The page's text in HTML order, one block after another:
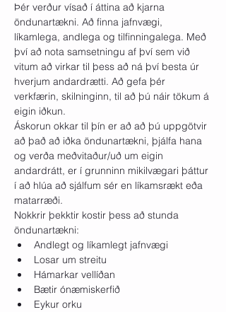
Þér verður vísað í áttina að kjarna
öndunartækni. Að finna jafnvægi,
líkamlega, andlega og tilfinningalega. Með
því að nota samsetningu af því sem við
vitum að virkar til þess að ná því besta úr
hverjum andardrætti. Að gefa þér
verkfærin, skilninginn, til að þú náir tökum á
eigin iðkun.
Áskorun okkar til þín er að að þú uppgötvir
að það að iðka öndunartækni, þjálfa hana
og verða meðvitaður/uð um eigin
andardrátt, er í grunninn mikilvægari þáttur
í að hlúa að sjálfum sér en líkamsrækt eða
matarræði.
Nokkrir þekktir kostir þess að stunda
öndunartækni:
Andlegt og líkamlegt jafnvægi
Losar um streitu
Hámarkar vellíðan
Bætir ónæmiskerfið
Eykur orku